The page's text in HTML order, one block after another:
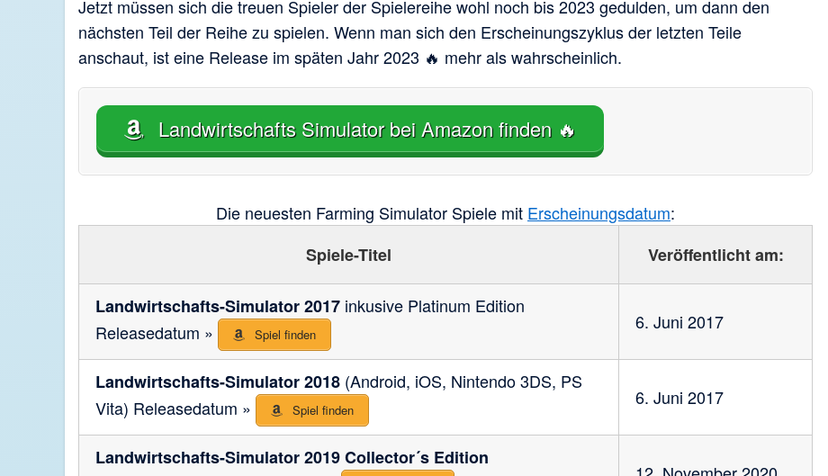
Jetzt müssen sich die treuen Spieler der Spielereihe wohl noch bis 2023 gedulden, um dann den
nächsten Teil der Reihe zu spielen. Wenn man sich den Erscheinungszyklus der letzten Teile
anschaut, ist eine Release im späten Jahr 2023 🔥 mehr als wahrscheinlich.
Landwirtschafts Simulator bei Amazon finden 🔥
Die neuesten Farming Simulator Spiele mit Erscheinungsdatum:
Spiele-Titel
Veröffentlicht am:
Landwirtschafts-Simulator 2017 inkusive Platinum Edition
Releasedatum »
Spiel finden
6. Juni 2017
Landwirtschafts-Simulator 2018 (Android, iOS, Nintendo 3DS, PS
Vita) Releasedatum »
Spiel finden
6. Juni 2017
Landwirtschafts-Simulator 2019 Collector´s Edition